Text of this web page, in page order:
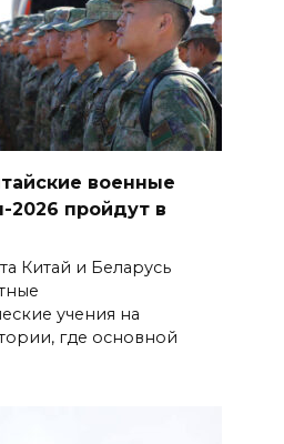
военные
2026 пройдут в
Китай и Беларусь
учения на
где основной